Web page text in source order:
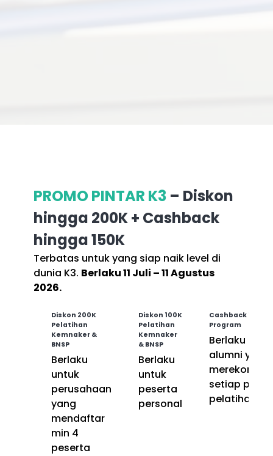
PROMO PINTAR K3 – Diskon
hingga 200K + Cashback
hingga 150K
Terbatas untuk yang siap naik level di
dunia K3. Berlaku 11 Juli – 11 Agustus
2026.
Diskon 200K
Pelatihan
Kemnaker &
BNSP
Berlaku
untuk
perusahaan
yang
mendaftar
min 4
peserta
Diskon 100K
Pelatihan
Kemnaker
& BNSP
Berlaku
untuk
peserta
personal
Cashback 150K
Program
Berlaku
alumni yang
setiap
pelatihan